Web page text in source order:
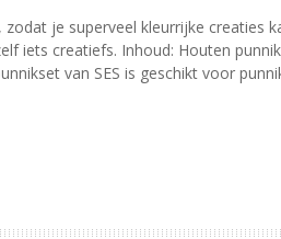
je superveel kleurrijke creaties
iets creatiefs. Inhoud: Houten
van SES is geschikt voor